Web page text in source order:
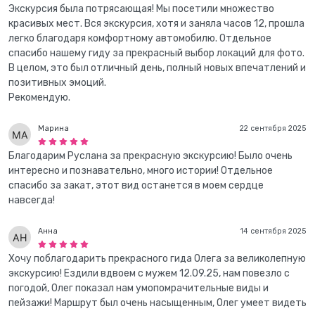
Экскурсия была потрясающая! Мы посетили множество
красивых мест. Вся экскурсия, хотя и заняла часов 12, прошла
легко благодаря комфортному автомобилю. Отдельное
спасибо нашему гиду за прекрасный выбор локаций для фото.
В целом, это был отличный день, полный новых впечатлений и
позитивных эмоций.
Рекомендую.
22 сентября 2025
Марина
Благодарим Руслана за прекрасную экскурсию! Было очень
интересно и познавательно, много истории! Отдельное
спасибо за закат, этот вид останется в моем сердце
навсегда!
14 сентября 2025
Анна
Хочу поблагодарить прекрасного гида Олега за великолепную
экскурсию! Ездили вдвоем с мужем 12.09.25, нам повезло с
погодой, Олег показал нам умопомрачительные виды и
пейзажи! Маршрут был очень насыщенным, Олег умеет видеть